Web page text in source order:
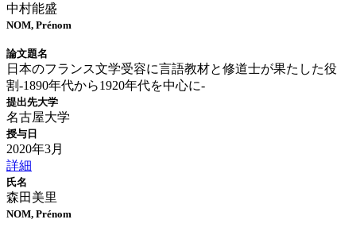
中村能盛
NOM, Prénom
論文題名
日本のフランス文学受容に言語教材と修道士が果たした役
割-1890年代から1920年代を中心に-
提出先大学
名古屋大学
授与日
2020年3月
詳細
氏名
森田美里
NOM, Prénom